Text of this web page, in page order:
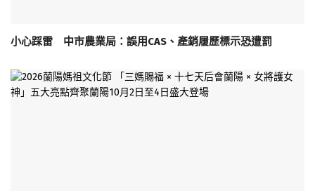
小心踩雷 中市農業局：誤用CAS、產銷履歷標示恐遭罰